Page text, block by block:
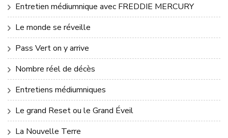
Entretien médiumnique avec FREDDIE MERCURY
Le monde se réveille
Pass Vert on y arrive
Nombre réel de décès
Entretiens médiumniques
Le grand Reset ou le Grand Éveil
La Nouvelle Terre